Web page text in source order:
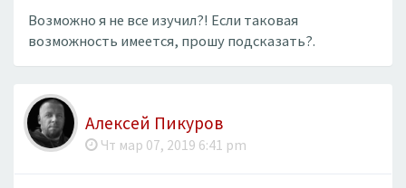
Возможно я не все изучил?! Если таковая
возможность имеется, прошу подсказать?.
Алексей Пикуров
Чт мар 07, 2019 6:41 pm